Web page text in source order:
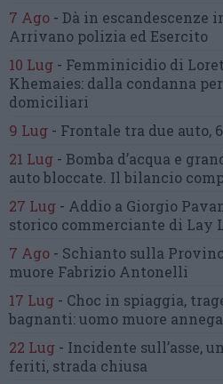
7 Ago - Dà in escandescenze
Arrivano polizia ed Esercito
10 Lug - Femminicidio di
Khemaies: dalla condanna
domiciliari
9 Lug - Frontale tra due auto,
21 Lug - Bomba d’acqua e
auto bloccate. Il bilancio
27 Lug - Addio a Giorgio
storico commerciante di Lay
7 Ago - Schianto sulla
muore Fabrizio Antonelli
17 Lug - Choc in spiaggia,
bagnanti:uomo muore
22 Lug - Incidente sull’asse,
feriti, strada chiusa